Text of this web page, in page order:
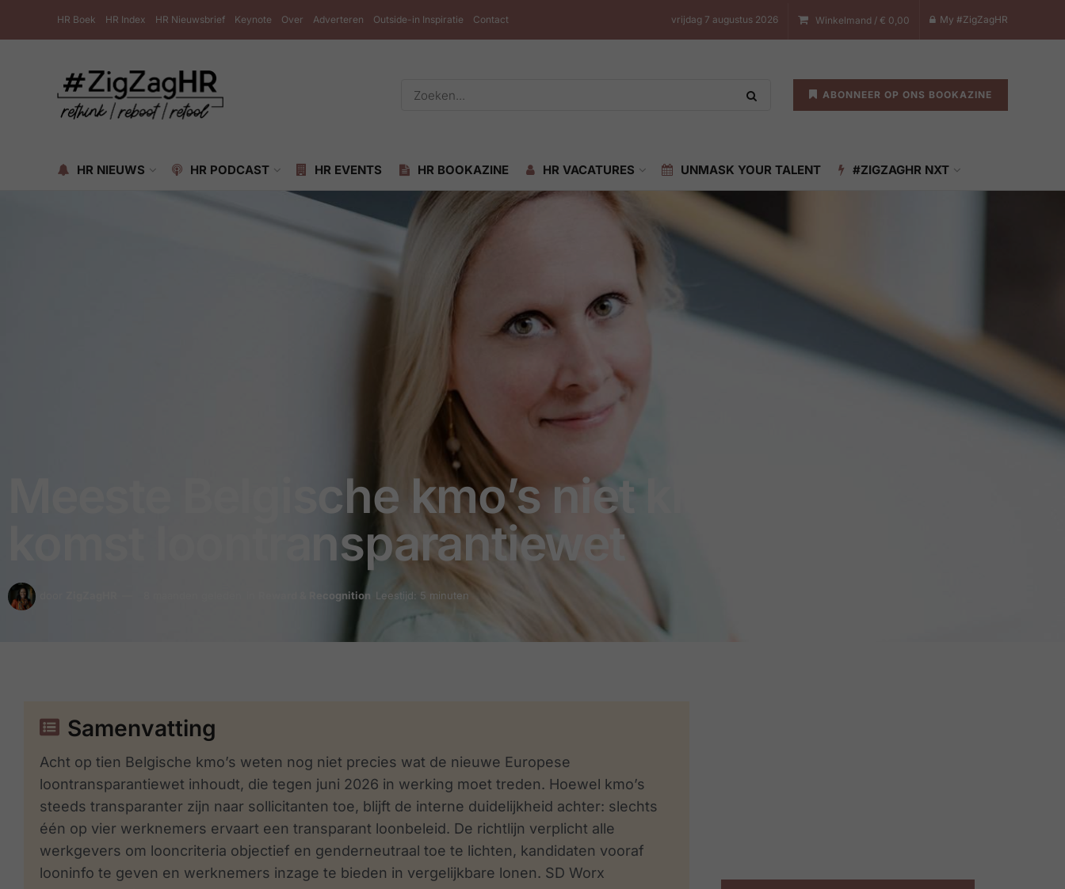
HR Boek HR Index HR Nieuwsbrief Keynote Over Adverteren Outside-in Inspiratie Contact vrijdag 7 augustus 2026 Winkelmand / € 0,00 My #ZigZagHR
ABONNEER OP ONS BOOKAZINE
HR NIEUWS HR PODCAST HR EVENTS HR BOOKAZINE HR VACATURES UNMASK YOUR TALENT #ZIGZAGHR NXT
Meeste Belgische kmo’s niet klaar voor
komst loontransparantiewet
Reward & Recognition Leestijd: 5 minuten
Samenvatting
Acht op tien Belgische kmo’s weten nog niet precies wat de nieuwe Europese
loontransparantiewet inhoudt, die tegen juni 2026 in werking moet treden. Hoewel kmo’s
steeds transparanter zijn naar sollicitanten toe, blijft de interne duidelijkheid achter: slechts
één op vier werknemers ervaart een transparant loonbeleid. De richtlijn verplicht alle
werkgevers om looncriteria objectief en genderneutraal toe te lichten, kandidaten vooraf
looninfo te geven en werknemers inzage te bieden in vergelijkbare lonen. SD Worx